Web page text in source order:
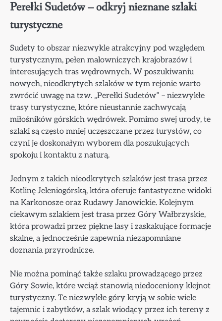
Perełki Sudetów – odkryj nieznane szlaki
turystyczne
Sudety to obszar niezwykle atrakcyjny pod względem
turystycznym, pełen malowniczych krajobrazów i
interesujących tras wędrownych. W poszukiwaniu
nowych, nieodkrytych szlaków w tym rejonie warto
zwrócić uwagę na tzw. „Perełki Sudetów” – niezwykłe
trasy turystyczne, które nieustannie zachwycają
miłośników górskich wędrówek. Pomimo swej urody, te
szlaki są często mniej uczęszczane przez turystów, co
czyni je doskonałym wyborem dla poszukujących
spokoju i kontaktu z naturą.
Jednym z takich nieodkrytych szlaków jest trasa przez
Kotlinę Jeleniogórską, która oferuje fantastyczne widoki
na Karkonosze oraz Rudawy Janowickie. Kolejnym
ciekawym szlakiem jest trasa przez Góry Wałbrzyskie,
która prowadzi przez piękne lasy i zaskakujące formacje
skalne, a jednocześnie zapewnia niezapomniane
doznania przyrodnicze.
Nie można pominąć także szlaku prowadzącego przez
Góry Sowie, które wciąż stanowią niedoceniony klejnot
turystyczny. Te niezwykłe góry kryją w sobie wiele
tajemnic i zabytków, a szlak wiodący przez ich tereny z